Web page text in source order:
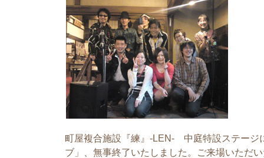
町屋複合施設『練』-LEN- 中庭特設ステージ
ブ」、無事終了いたしました。ご来場いただ